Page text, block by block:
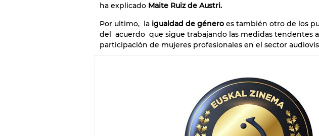
ha explicado Maite Ruiz de Austri.
Por ultimo, la igualdad de género es también otro de los
del acuerdo que sigue trabajando las medidas tendentes
participación de mujeres profesionales en el sector